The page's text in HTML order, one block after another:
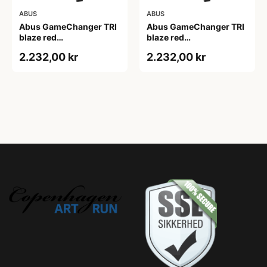
ABUS
Abus GameChanger TRI
blaze red
cm)
2.232,00 kr
ABUS
Abus GameChanger TRI
blaze red
cm)
2.232,00 kr